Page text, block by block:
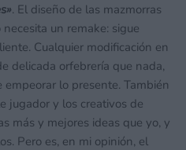
. El diseño de las mazmorras
un remake: sigue
Cualquier modificación en
delicada orfebrería que nada,
lo presente. También
jugador y los creativos de
más y mejores ideas que yo, y
Pero es, en mi opinión, el